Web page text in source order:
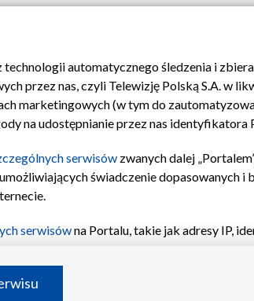
Moje zgody Pomoc Biuro
automatycznego śledzenia i
przez nas, czyli Telewizję Polską S.A. w
marketingowych (w tym do
na udostępnianie przez nas identyfikatora
serwisów zwanych dalej
świadczenie dopasowanych i
serwisówna Portalu, takie jak adresy IP,
na urządzeniu lub dostęp do nich,
treści, wyboru